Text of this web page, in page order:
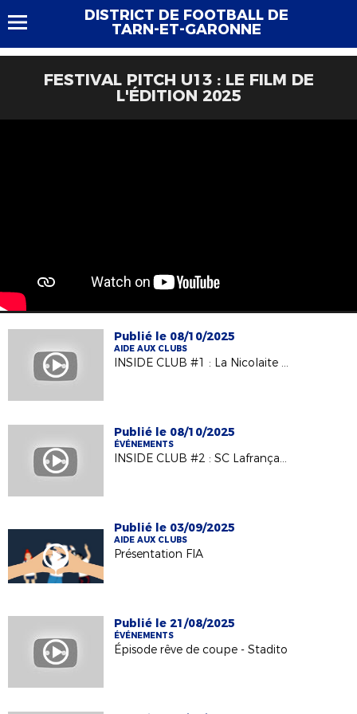
DISTRICT DE FOOTBALL DE
TARN-ET-GARONNE
FESTIVAL PITCH U13 : LE FILM DE
L'ÉDITION 2025
Publié le 08/10/2025
AIDE AUX CLUBS
INSIDE CLUB #1 : La Nicolaite Football vs Rodez II en Coupe d'Occitanie
Publié le 08/10/2025
ÉVÉNEMENTS
INSIDE CLUB #2 : SC Lafrançaise vs Blagnac FC (N3) en Coupe de France
Publié le 03/09/2025
AIDE AUX CLUBS
Présentation FIA
Publié le 21/08/2025
ÉVÉNEMENTS
Épisode rêve de coupe - Stadito